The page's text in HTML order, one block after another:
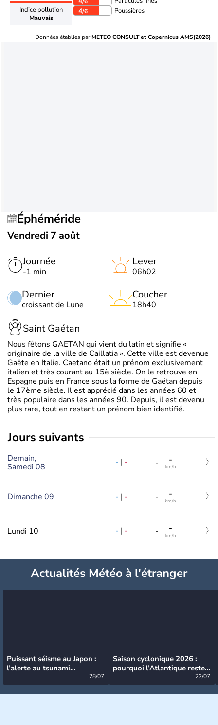
Indice pollution
Mauvais
4/6 Poussières
Données établies parMETEO CONSULT et Copernicus AMS(2026)
Éphéméride
Vendredi 7 août
Journée
-1 min
Dernier
croissant de Lune
Lever
06h02
Coucher
18h40
Saint Gaétan
Nous fêtons GAETAN qui vient du latin et signifie «
originaire de la ville de Caillatia ». Cette ville est devenue
Gaëte en Italie. Caetano était un prénom exclusivement
italien et très courant au 15è siècle. On le retrouve en
Espagne puis en France sous la forme de Gaëtan depuis
le 17ème siècle. Il est apprécié dans les années 60 et
très populaire dans les années 90. Depuis, il est devenu
plus rare, tout en restant un prénom bien identifié.
jours suivants
Demain,
Samedi 08
- | - - -
km/h
Dimanche 09 - | - - -
km/h
Lundi 10 - | - - -
km/h
Actualités Météo à l'étranger
Puissant séisme au Japon :
l’alerte au tsunami
28/07
Saison cyclonique 2026 :
pourquoi l’Atlantique reste
22/07